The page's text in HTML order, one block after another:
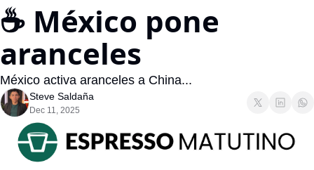
☕ México pone
aranceles
México activa aranceles a China...
Steve Saldaña
Dec 11, 2025